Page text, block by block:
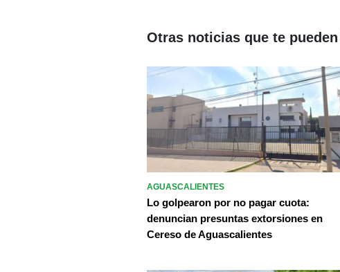
Otras noticias que te
AGUASCALIENTES
Lo golpearon por no pagar cuota:
denuncian presuntas extorsiones en
Cereso de Aguascalientes